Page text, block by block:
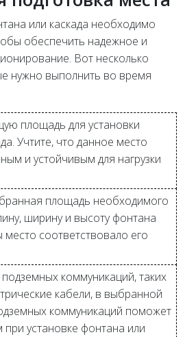
или каскада необходимо
обеспечить надежное и
Вот несколько
нужно выполнить во время
площадь для установки
Учтите, что данное место
и устойчивым для нагрузки
площадь необходимого
ширину и высоту фонтана
место соответствовало его
коммуникаций, таких
кабели, в выбранной
коммуникаций поможет
установке фонтана или